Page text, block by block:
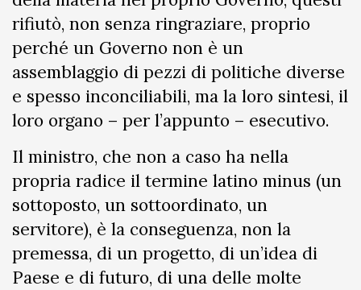
rifiutò, non senza ringraziare, proprio
perché un Governo non è un
assemblaggio di pezzi di politiche diverse
e spesso inconciliabili, ma la loro sintesi, il
loro organo – per l’appunto – esecutivo.
Il ministro, che non a caso ha nella
propria radice il termine latino minus (un
sottoposto, un sottoordinato, un
servitore), è la conseguenza, non la
premessa, di un progetto, di un’idea di
Paese e di futuro, di una delle molte